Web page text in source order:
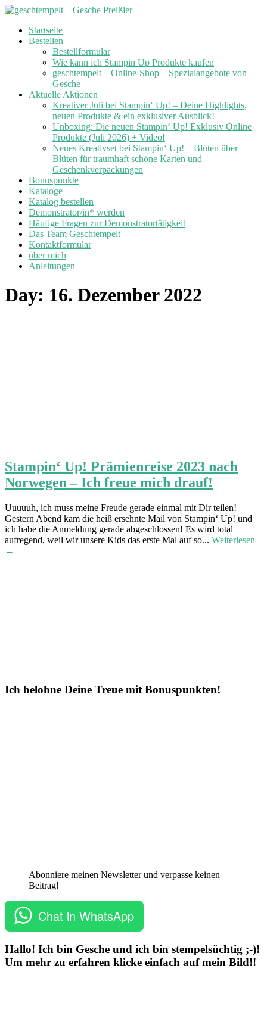
Skip
Startseite
Bestellen
Bestellformular
Wie kann ich Stampin Up Produkte kaufen
geschtempelt – Online-Shop – Spezialangebote von
Gesche
Aktuelle Aktionen
Kreativer Juli bei Stampin‘ Up! – Deine Highlights,
neuen Produkte & ein exklusiver Ausblick!
Unboxing: Die neuen Stampin‘ Up! Exklusiv Online
Produkte (Juli 2026) + Video!
Neues Kreativset bei Stampin‘ Up! – Blüten über
Blüten für traumhaft schöne Karten und
Geschenkverpackungen
Bonuspunkte
Kataloge
Katalog bestellen
Demonstrator/in* werden
Häufige Fragen zur Demonstratortätigkeit
Das Team Geschtempelt
Kontaktformular
über mich
Anleitungen
Day: 16. Dezember 2022
Stampin‘ Up! Prämienreise 2023 nach
Norwegen – Ich freue mich drauf!
Uuuuuh, ich muss meine Freude gerade einmal mit Dir teilen!
Gestern Abend kam die heiß ersehnte Mail von Stampin‘ Up! und
ich habe die Anmeldung gerade abgeschlossen! Es wird total
aufregend, weil wir unsere Kids das erste Mal auf so... Weiterlesen
→
Ich belohne Deine Treue mit Bonuspunkten!
Abonniere meinen Newsletter und verpasse keinen
Beitrag!
Chat in WhatsApp
Hallo! Ich bin Gesche und ich bin stempelsüchtig ;-)!
Um mehr zu erfahren klicke einfach auf mein Bild!!